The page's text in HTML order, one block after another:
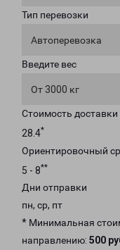
Тип перевозки
Автоперевозка
Введите вес
От 3000 кг
Стоимость
28.4*
Ориентировочный
5 - 8**
Дни отправки
пн, ср, пт
* Минимальная
направлению: 500